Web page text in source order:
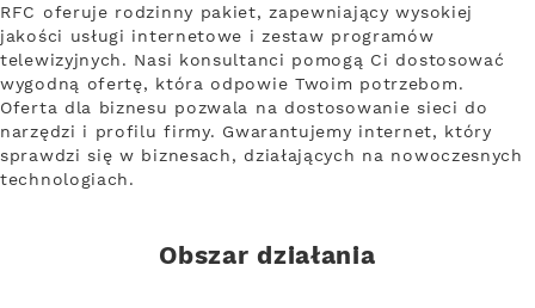
RFC oferuje rodzinny pakiet, zapewniający wysokiej
jakości usługi internetowe i zestaw programów
telewizyjnych. Nasi konsultanci pomogą Ci dostosować
wygodną ofertę, która odpowie Twoim potrzebom.
Oferta dla biznesu pozwala na dostosowanie sieci do
narzędzi i profilu firmy. Gwarantujemy internet, który
sprawdzi się w biznesach, działających na nowoczesnych
technologiach.
Obszar działania